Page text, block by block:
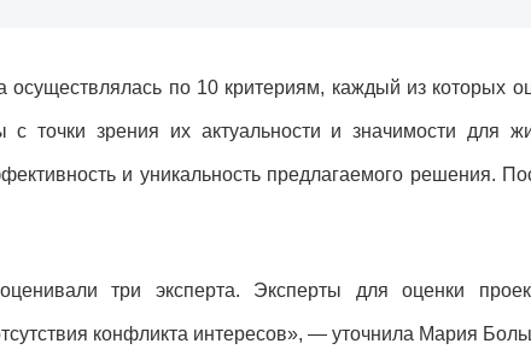
осуществлялась по 10 критериям, каждый из которых
с точки зрения их актуальности и значимости для
и уникальность предлагаемого решения.
три эксперта. Эксперты для оценки
конфликта интересов», — уточнила Мария